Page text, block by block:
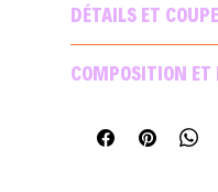
DÉTAILS ET COUPE
Coupe légèrement
taille. Fermeture
COMPOSITION ET
Lavage délicat à